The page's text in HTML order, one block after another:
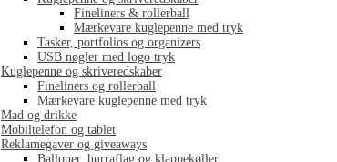
Fineliners & rollerball
Mærkevare kuglepenne med tryk
Tasker, portfolios og organizers
USB nøgler med logo tryk
Kuglepenne og skriveredskaber
Fineliners og rollerball
Mærkevare kuglepenne med tryk
Mad og drikke
Mobiltelefon og tablet
Reklamegaver og giveaways
Balloner, hurraflag og klappekøller